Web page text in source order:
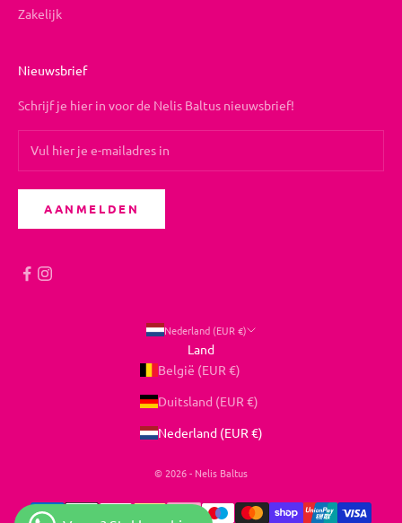
Zakelijk
Nieuwsbrief
Schrijf je hier in voor de Nelis Baltus nieuwsbrief!
AANMELDEN
Nederland (EUR €)
Land
België (EUR €)
Duitsland (EUR €)
Nederland (EUR €)
© 2026 - Nelis Baltus